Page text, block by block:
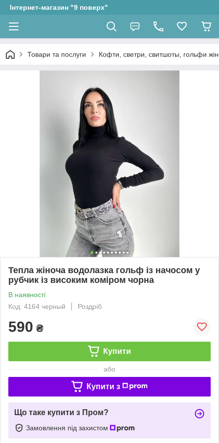
Інтернет-магазин "9 поверх"
Товари та послуги Кофти, светри, свитшоты, гольфи
Тепла жіноча водолазка гольф із начосом у
рубчик із високим коміром чорна
В наявності
Код: 4164 черный
Роздріб
590 ₴
Купити
або
Купити з
Що таке купити з Пром?
Замовлення під захистом